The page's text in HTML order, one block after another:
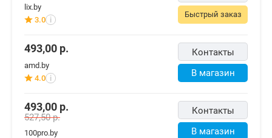
Быстрый заказ
lix.by
3.0 i
Контакты
В магазин
493,00 р.
amd.by
4.0 i
Контакты
В магазин
493,00 р.
527,50р.
100pro.by